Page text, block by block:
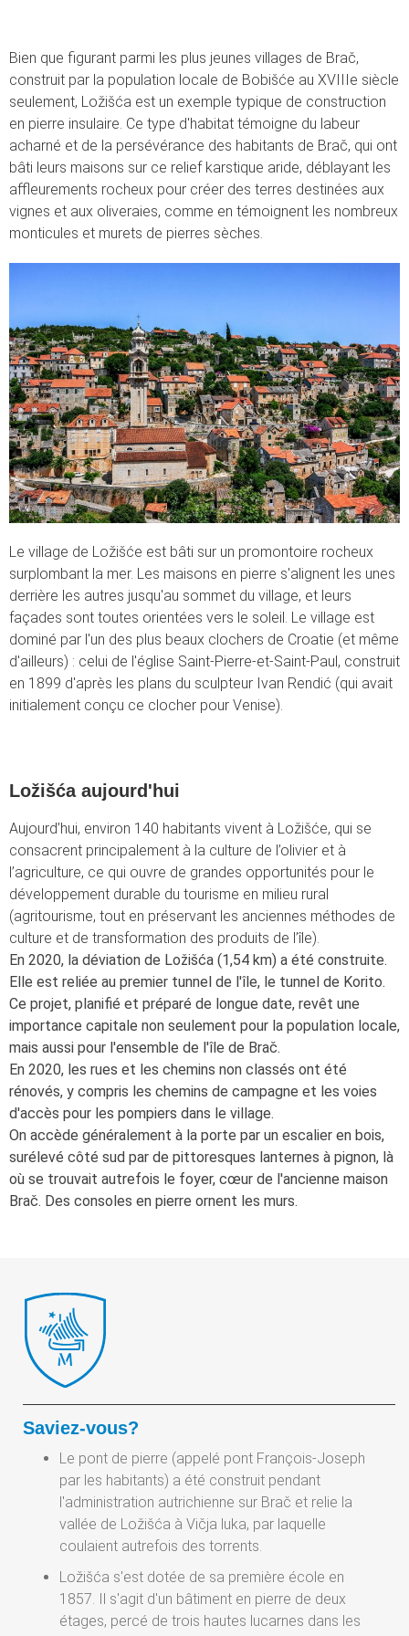
Bien que figurant parmi les plus jeunes villages de Brač,
construit par la population locale de Bobišće au XVIIIe siècle
seulement, Ložišća est un exemple typique de construction
en pierre insulaire. Ce type d'habitat témoigne du labeur
acharné et de la persévérance des habitants de Brač, qui ont
bâti leurs maisons sur ce relief karstique aride, déblayant les
affleurements rocheux pour créer des terres destinées aux
vignes et aux oliveraies, comme en témoignent les nombreux
monticules et murets de pierres sèches.
Le village de Ložišće est bâti sur un promontoire rocheux
surplombant la mer. Les maisons en pierre s'alignent les unes
derrière les autres jusqu'au sommet du village, et leurs
façades sont toutes orientées vers le soleil. Le village est
dominé par l'un des plus beaux clochers de Croatie (et même
d'ailleurs) : celui de l'église Saint-Pierre-et-Saint-Paul, construit
en 1899 d'après les plans du sculpteur Ivan Rendić (qui avait
initialement conçu ce clocher pour Venise).
Ložišća aujourd'hui
Aujourd’hui, environ 140 habitants vivent à Ložišće, qui se
consacrent principalement à la culture de l’olivier et à
l’agriculture, ce qui ouvre de grandes opportunités pour le
développement durable du tourisme en milieu rural
(agritourisme, tout en préservant les anciennes méthodes de
culture et de transformation des produits de l’île).
En 2020, la déviation de Ložišća (1,54 km) a été construite.
Elle est reliée au premier tunnel de l'île, le tunnel de Korito.
Ce projet, planifié et préparé de longue date, revêt une
importance capitale non seulement pour la population locale,
mais aussi pour l'ensemble de l'île de Brač.
En 2020, les rues et les chemins non classés ont été
rénovés, y compris les chemins de campagne et les voies
d'accès pour les pompiers dans le village.
On accède généralement à la porte par un escalier en bois,
surélevé côté sud par de pittoresques lanternes à pignon, là
où se trouvait autrefois le foyer, cœur de l'ancienne maison
Brač. Des consoles en pierre ornent les murs.
Saviez-vous?
Le pont de pierre (appelé pont François-Joseph
par les habitants) a été construit pendant
l'administration autrichienne sur Brač et relie la
vallée de Ložišća à Vičja luka, par laquelle
coulaient autrefois des torrents.
Ložišća s'est dotée de sa première école en
1857. Il s'agit d'un bâtiment en pierre de deux
étages, percé de trois hautes lucarnes dans les